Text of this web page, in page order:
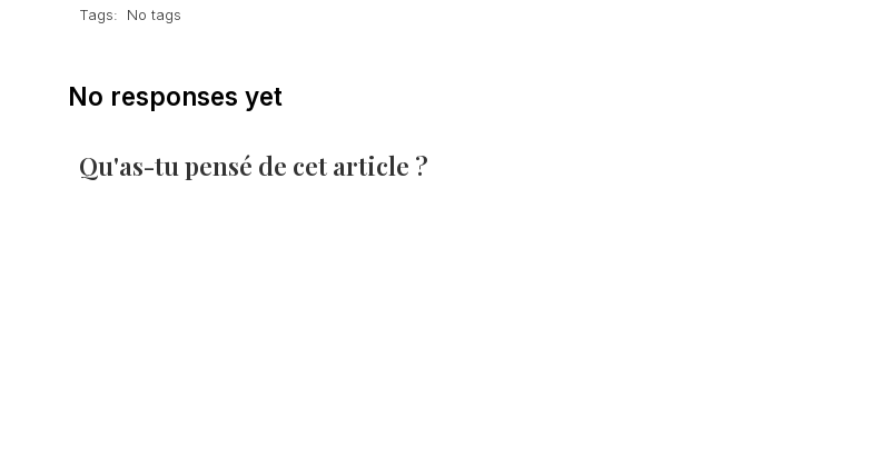
Tags: No tags
No responses yet
Qu'as-tu pensé de cet article ?